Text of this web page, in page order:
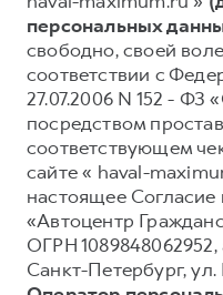
DARGO
F7
от 2 899 000 ₽
Тест-драйв
Трейд-ин
КРЕДИТ И
Кредитный
Страхование
Кредит
СЕРВИСНОЕ
Нулевое ТО
Программа «Помощь
Регламенты
Электронный ПТС
ПОДДЕРЖКА
GWM Безопасность
О дилере
Наша команда
Контакты
персональных
свободно, своей
соответствии с
27.07.2006 N 152 - ФЗ
посредством
соответствующем
сайте « haval-
настоящее
«Автоцентр
ОГРН 1089848062952,
Санкт-Петербург, ул.